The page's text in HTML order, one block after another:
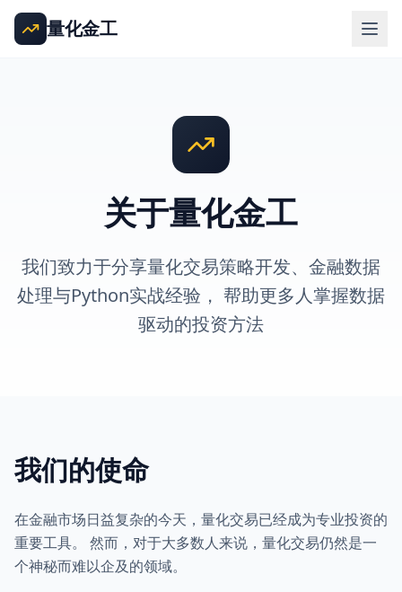
量化金工
关于量化金工
我们致力于分享量化交易策略开发、金融数据
处理与Python实战经验， 帮助更多人掌握数据
驱动的投资方法
我们的使命
在金融市场日益复杂的今天，量化交易已经成为专业投资的
重要工具。 然而，对于大多数人来说，量化交易仍然是一
个神秘而难以企及的领域。